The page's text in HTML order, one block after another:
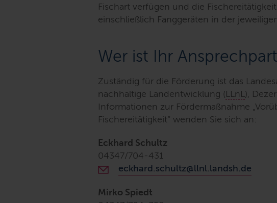
Fischart verfügen und die
einschließlich Fanggeräten in der
Wer ist Ihr
Zuständig für die Förderung ist das
nachhaltige Landentwicklung (LLnL),
Informationen zur Fördermaßnahme
Fischereitätigkeit“ wenden Sie sich an:
Eckhard Schultz
04347/704-431
eckhard.schultz@llnl.landsh.de
Mirko Spiedt